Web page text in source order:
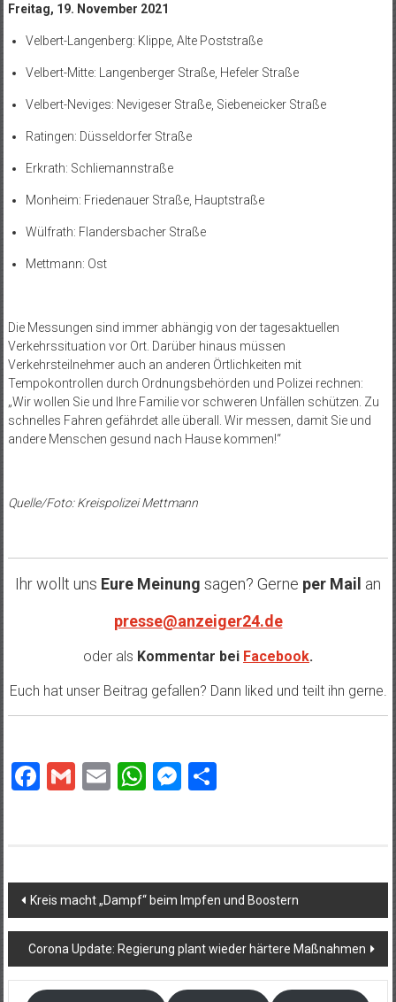
Freitag, 19. November 2021
Velbert-Langenberg: Klippe, Alte Poststraße
Velbert-Mitte: Langenberger Straße, Hefeler Straße
Velbert-Neviges: Nevigeser Straße, Siebeneicker Straße
Ratingen: Düsseldorfer Straße
Erkrath: Schliemannstraße
Monheim: Friedenauer Straße, Hauptstraße
Wülfrath: Flandersbacher Straße
Mettmann: Ost
Die Messungen sind immer abhängig von der tagesaktuellen
Verkehrssituation vor Ort. Darüber hinaus müssen
Verkehrsteilnehmer auch an anderen Örtlichkeiten mit
Tempokontrollen durch Ordnungsbehörden und Polizei rechnen:
„Wir wollen Sie und Ihre Familie vor schweren Unfällen schützen. Zu
schnelles Fahren gefährdet alle überall. Wir messen, damit Sie und
andere Menschen gesund nach Hause kommen!“
Quelle/Foto: Kreispolizei Mettmann
Ihr wollt uns Eure Meinung sagen? Gerne per Mail an
presse@anzeiger24.de
oder als Kommentar bei Facebook.
Euch hat unser Beitrag gefallen? Dann liked und teilt ihn gerne.
Facebook
Gmail
EmailWhatsApp
Messenger
Teilen
Beitragsnavigation
Kreis macht „Dampf“ beim Impfen und Boostern
Corona Update: Regierung plant wieder härtere Maßnahmen